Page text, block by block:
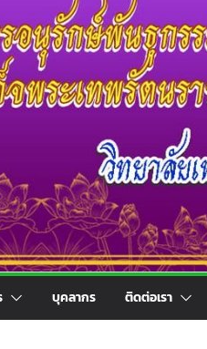
กษาสำรวจและศึกษาพรรณไม้
ไม้บูรณาการงานสวน
รงเรียน ลงในรายวิชาวิทยา
4
บุคลากร ติดต่อเรา